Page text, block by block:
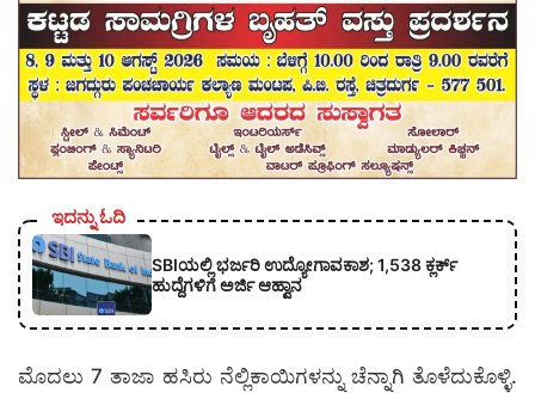
ಇದನ್ನು ಓದಿ
SBIಯಲ್ಲಿ ಭರ್ಜರಿ ಉದ್ಯೋಗಾವಕಾಶ; 1,538 ಕ್ಲರ್ಕ್
ಹುದ್ದೆಗಳಿಗೆ ಅರ್ಜಿ ಆಹ್ವಾನ
ಮೊದಲು 7 ತಾಜಾ ಹಸಿರು ನೆಲ್ಲಿಕಾಯಿಗಳನ್ನು ಚೆನ್ನಾಗಿ ತೊಳೆದುಕೊಳ್ಳಿ.